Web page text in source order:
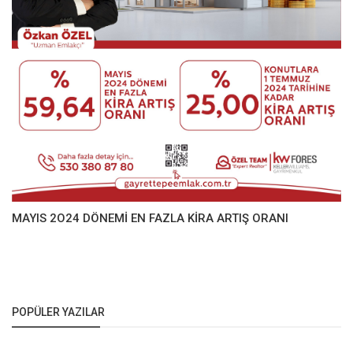
MAYIS 2O24 DÖNEMİ EN FAZLA KİRA ARTIŞ ORANI
POPÜLER YAZILAR